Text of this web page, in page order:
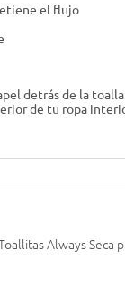
el flujo
detrás de la
de tu ropa
Always Seca